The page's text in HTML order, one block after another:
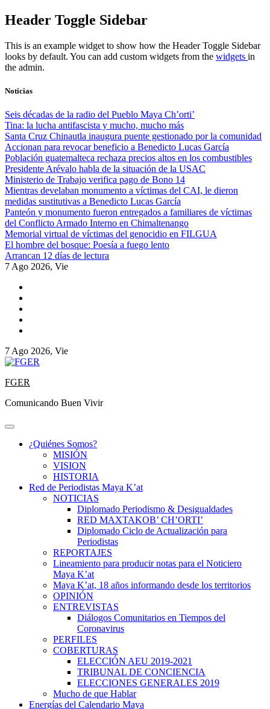
Skip
to
Header Toggle Sidebar
This is an example widget to show how the Header Toggle Sidebar
looks by default. You can add custom widgets from the widgets in
the admin.
Noticias
Seis décadas de la radio del Pueblo Maya Ch’orti’
Tina: la lucha antifascista y mucho, mucho más
Santa Cruz Chinautla inaugura puente gestionado por la comunidad
Accionan para revocar beneficio a Benedicto Lucas García
Población guatemalteca rechaza precios altos en los combustibles
Presidente Arévalo habla de la situación de la USAC
Ministerio de Trabajo verifica pago de Bono 14
Mientras develaban monumento a víctimas del CAI, le dieron
medidas sustitutivas a Benedicto Lucas García
Panteón y monumento fueron entregados a familiares de víctimas
del Conflicto Armado Interno en Chimaltenango
Memorial virtual de víctimas del genocidio en FILGUA
El hombre del bosque: Poesía a fuego lento
Arrancan 12 días de lectura
7 Ago 2026, Vie
7 Ago 2026, Vie
FGER
Comunicando Buen Vivir
¿Quiénes Somos?
MISIÓN
VISION
HISTORIA
Red de Periodistas Maya K’at
NOTICIAS
Diplomado Periodismo & Desigualdades
RED MAXTAKOB’ CH’ORTI’
Diplomado Ciclo de Actualización para
Periodistas
REPORTAJES
Lineamiento para producir notas para el Noticiero
Maya K’at
Maya K’at, 18 años informando desde los territorios
OPINIÓN
ENTREVISTAS
Diálogos Comunitarios en Tiempos del
Coronavirus
PERFILES
COBERTURAS
ELECCIÓN AEU 2019-2021
TRIBUNAL DE CONCIENCIA
ELECCIONES GENERALES 2019
Mucho de que Hablar
Energías del Calendario Maya